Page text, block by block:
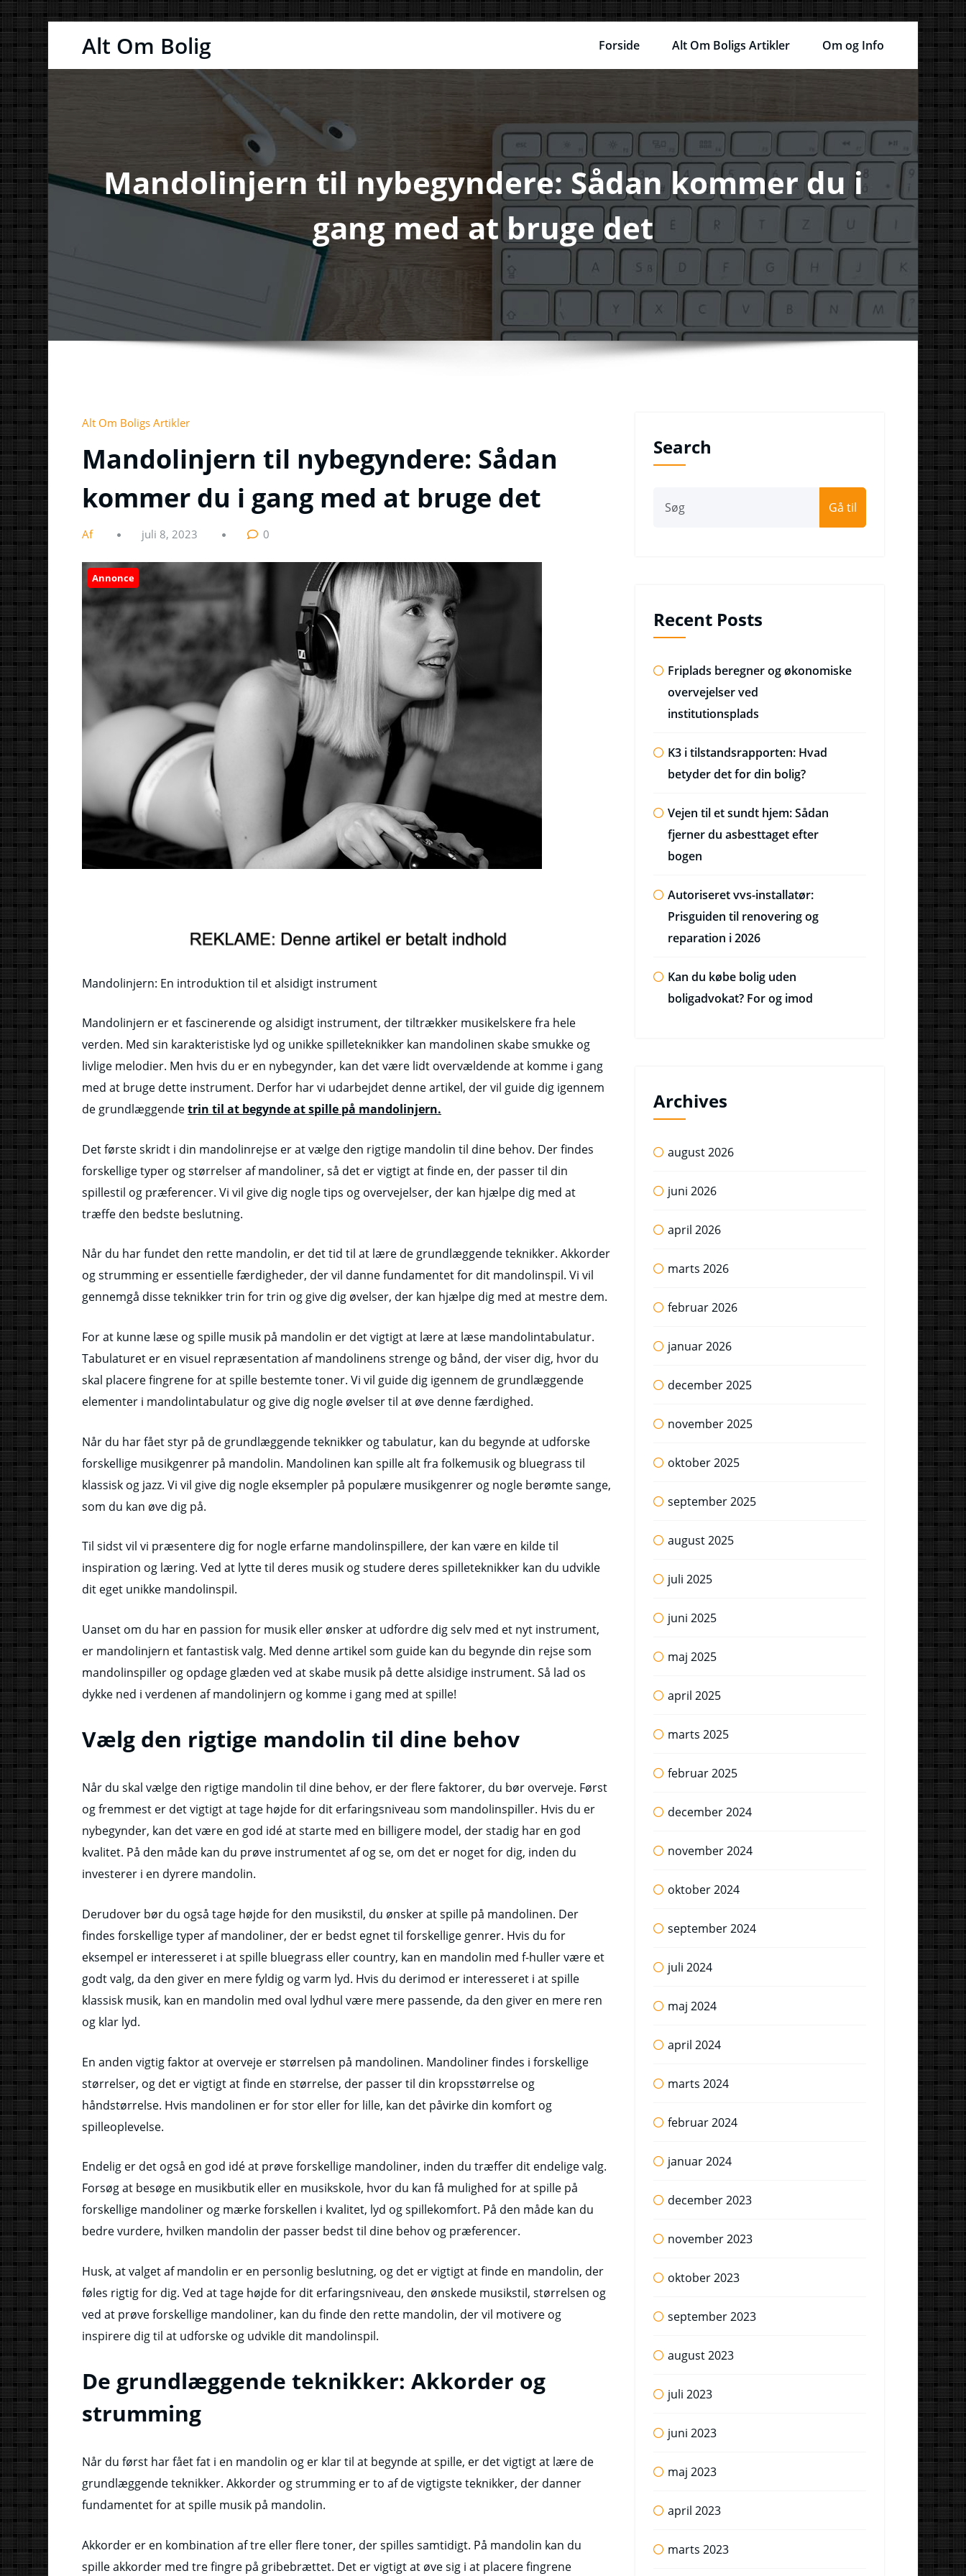
Alt Om Bolig Forside Alt Om Boligs Artikler Om og Info
Mandolinjern til nybegyndere: Sådan kommer du i
gang med at bruge det
Alt Om Boligs Artikler
Mandolinjern til nybegyndere: Sådan
kommer du i gang med at bruge det
Af juli 8, 2023 0
Annonce
Mandolinjern: En introduktion til et alsidigt instrument
Mandolinjern er et fascinerende og alsidigt instrument, der tiltrækker musikelskere fra hele
verden. Med sin karakteristiske lyd og unikke spilleteknikker kan mandolinen skabe smukke og
livlige melodier. Men hvis du er en nybegynder, kan det være lidt overvældende at komme i gang
med at bruge dette instrument. Derfor har vi udarbejdet denne artikel, der vil guide dig igennem
de grundlæggendetrin til at begynde at spille på mandolinjern.
Det første skridt i din mandolinrejse er at vælge den rigtige mandolin til dine behov. Der findes
forskellige typer og størrelser af mandoliner, så det er vigtigt at finde en, der passer til din
spillestil og præferencer. Vi vil give dig nogle tips og overvejelser, der kan hjælpe dig med at
træffe den bedste beslutning.
Når du har fundet den rette mandolin, er det tid til at lære de grundlæggende teknikker. Akkorder
og strumming er essentielle færdigheder, der vil danne fundamentet for dit mandolinspil. Vi vil
gennemgå disse teknikker trin for trin og give dig øvelser, der kan hjælpe dig med at mestre dem.
For at kunne læse og spille musik på mandolin er det vigtigt at lære at læse mandolintabulatur.
Tabulaturet er en visuel repræsentation af mandolinens strenge og bånd, der viser dig, hvor du
skal placere fingrene for at spille bestemte toner. Vi vil guide dig igennem de grundlæggende
elementer i mandolintabulatur og give dig nogle øvelser til at øve denne færdighed.
Når du har fået styr på de grundlæggende teknikker og tabulatur, kan du begynde at udforske
forskellige musikgenrer på mandolin. Mandolinen kan spille alt fra folkemusik og bluegrass til
klassisk og jazz. Vi vil give dig nogle eksempler på populære musikgenrer og nogle berømte sange,
som du kan øve dig på.
Til sidst vil vi præsentere dig for nogle erfarne mandolinspillere, der kan være en kilde til
inspiration og læring. Ved at lytte til deres musik og studere deres spilleteknikker kan du udvikle
dit eget unikke mandolinspil.
Uanset om du har en passion for musik eller ønsker at udfordre dig selv med et nyt instrument,
er mandolinjern et fantastisk valg. Med denne artikel som guide kan du begynde din rejse som
mandolinspiller og opdage glæden ved at skabe musik på dette alsidige instrument. Så lad os
dykke ned i verdenen af mandolinjern og komme i gang med at spille!
Vælg den rigtige mandolin til dine behov
Når du skal vælge den rigtige mandolin til dine behov, er der flere faktorer, du bør overveje. Først
og fremmest er det vigtigt at tage højde for dit erfaringsniveau som mandolinspiller. Hvis du er
nybegynder, kan det være en god idé at starte med en billigere model, der stadig har en god
kvalitet. På den måde kan du prøve instrumentet af og se, om det er noget for dig, inden du
investerer i en dyrere mandolin.
Derudover bør du også tage højde for den musikstil, du ønsker at spille på mandolinen. Der
findes forskellige typer af mandoliner, der er bedst egnet til forskellige genrer. Hvis du for
eksempel er interesseret i at spille bluegrass eller country, kan en mandolin med f-huller være et
godt valg, da den giver en mere fyldig og varm lyd. Hvis du derimod er interesseret i at spille
klassisk musik, kan en mandolin med oval lydhul være mere passende, da den giver en mere ren
og klar lyd.
En anden vigtig faktor at overveje er størrelsen på mandolinen. Mandoliner findes i forskellige
størrelser, og det er vigtigt at finde en størrelse, der passer til din kropsstørrelse og
håndstørrelse. Hvis mandolinen er for stor eller for lille, kan det påvirke din komfort og
spilleoplevelse.
Endelig er det også en god idé at prøve forskellige mandoliner, inden du træffer dit endelige valg.
Forsøg at besøge en musikbutik eller en musikskole, hvor du kan få mulighed for at spille på
forskellige mandoliner og mærke forskellen i kvalitet, lyd og spillekomfort. På den måde kan du
bedre vurdere, hvilken mandolin der passer bedst til dine behov og præferencer.
Husk, at valget af mandolin er en personlig beslutning, og det er vigtigt at finde en mandolin, der
føles rigtig for dig. Ved at tage højde for dit erfaringsniveau, den ønskede musikstil, størrelsen og
ved at prøve forskellige mandoliner, kan du finde den rette mandolin, der vil motivere og
inspirere dig til at udforske og udvikle dit mandolinspil.
De grundlæggende teknikker: Akkorder og
strumming
Når du først har fået fat i en mandolin og er klar til at begynde at spille, er det vigtigt at lære de
grundlæggende teknikker. Akkorder og strumming er to af de vigtigste teknikker, der danner
fundamentet for at spille musik på mandolin.
Akkorder er en kombination af tre eller flere toner, der spilles samtidigt. På mandolin kan du
spille akkorder med tre fingre på gribebrættet. Det er vigtigt at øve sig i at placere fingrene
Search
Gå til
Recent Posts
Friplads beregner og økonomiske
overvejelser ved
institutionsplads
K3 i tilstandsrapporten: Hvad
betyder det for din bolig?
Vejen til et sundt hjem: Sådan
fjerner du asbesttaget efter
bogen
Autoriseret vvs-installatør:
Prisguiden til renovering og
reparation i 2026
Kan du købe bolig uden
boligadvokat? For og imod
Archives
august 2026
juni 2026
april 2026
marts 2026
februar 2026
januar 2026
december 2025
november 2025
oktober 2025
september 2025
august 2025
juli 2025
juni 2025
maj 2025
april 2025
marts 2025
februar 2025
december 2024
november 2024
oktober 2024
september 2024
juli 2024
maj 2024
april 2024
marts 2024
februar 2024
januar 2024
december 2023
november 2023
oktober 2023
september 2023
august 2023
juli 2023
juni 2023
maj 2023
april 2023
marts 2023